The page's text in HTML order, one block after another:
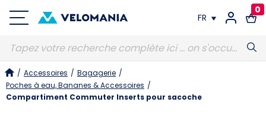
FR
FR
0
/ Accessoires / Bagagerie /
Poches à eau, Bananes & Accessoires /
Compartiment Commuter Inserts pour sacoche